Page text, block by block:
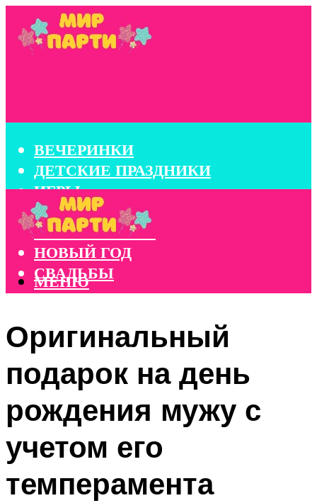
ВЕЧЕРИНКИ
ДЕТСКИЕ ПРАЗДНИКИ
ИГРЫ
КОНКУРСЫ
КОРПОРАТИВЫ
НОВЫЙ ГОД
СВАДЬБЫ
МЕНЮ
Оригинальный
подарок на день
рождения мужу с
учетом его
темперамента